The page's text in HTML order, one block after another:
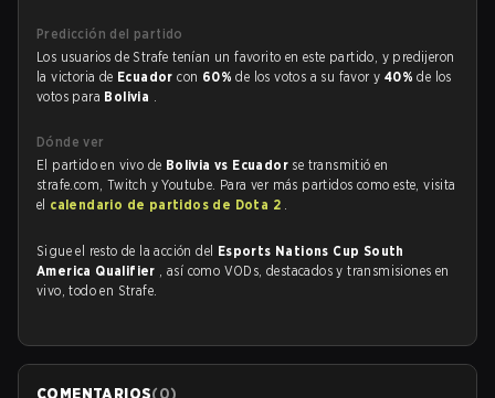
Predicción del partido
Los usuarios de Strafe tenían un favorito en este partido, y predijeron
la victoria de Ecuadorcon 60%de los votos a su favor y 40%de los
votos para Bolivia .
Dónde ver
El partido en vivo de Bolivia vs Ecuador se transmitió en
strafe.com, Twitch y Youtube. Para ver más partidos como este, visita
el calendario de partidos de Dota 2 .
Sigue el resto de la acción del Esports Nations Cup South
America Qualifier , así como VODs, destacados y transmisiones en
vivo, todo en Strafe.
COMENTARIOS(0)